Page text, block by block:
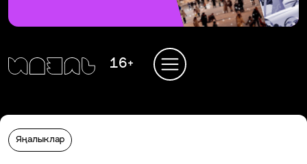
16+
Яңалыклар